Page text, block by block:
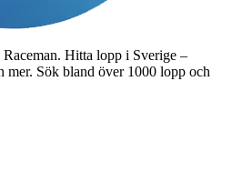
Hitta lopp i Sverige –
mer. Sök bland över 1000 lopp och